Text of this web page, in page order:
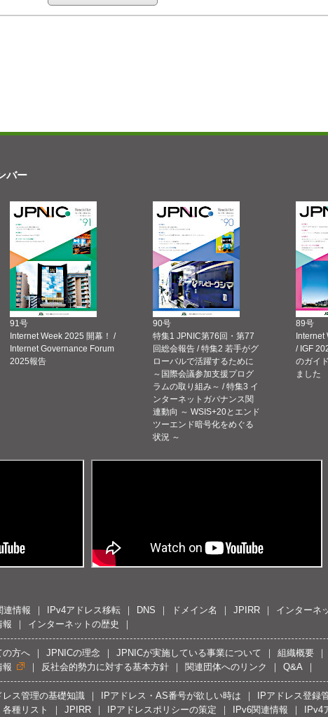
バー
91号
Internet Week 2025 開幕！ /
Internet Governance Forum
2025報告
90号
特集1 JPNIC第76回・第77
回総会報告 / 特集2 若手がグ
ローバルで活躍するために
～国際会議参加支援プログ
ラムの取り組み～ / 特集3 イ
ンターネットガバナンス関
連動向 ～ WSIS+20とエンド
ツーエンド暗号化をめぐる
状況 ～
89号
Internet
/ IGF
のガイ
ました
連情報 IPv4アドレス移転 DNS ドメイン名 JPIRR インターネ
報
インターネットの歴史
の方へ JPNICの理念 JPNICが実施している事業について 組織概要
報
反社会的勢力に対する基本方針 関連団体へのリンク Q&A
レス管理の基礎知識 IPアドレス・AS番号が欲しい時は IPアドレス登録
種リスト
JPIRR IPアドレスポリシーの策定 IPv6関連情報 IPv4